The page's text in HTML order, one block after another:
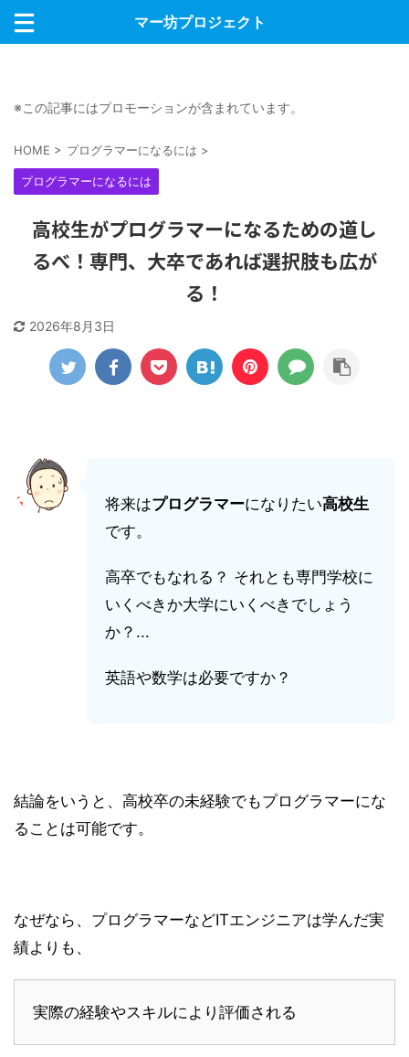
マー坊プロジェクト
※この記事にはプロモーションが含まれています。
HOME > プログラマーになるには >
プログラマーになるには
高校生がプログラマーになるための道し
るべ！専門、大卒であれば選択肢も広が
る！
2026年8月3日
将来はプログラマーになりたい高校生
です。
高卒でもなれる？ それとも専門学校に
いくべきか大学にいくべきでしょう
か？...
英語や数学は必要ですか？
結論をいうと、高校卒の未経験でもプログラマーにな
ることは可能です。
なぜなら、プログラマーなどITエンジニアは学んだ実
績よりも、
実際の経験やスキルにより評価される